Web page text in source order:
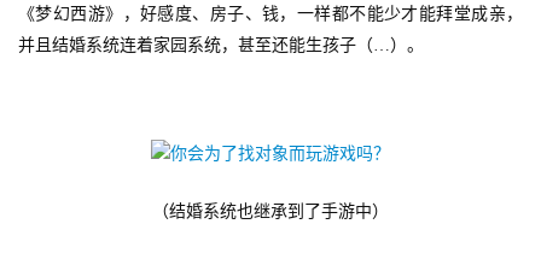
茶
原
《梦幻西游》，好感度、房子、钱，一样都不能少才能拜堂成亲，
并且结婚系统连着家园系统，甚至还能生孩子（…）。
（结婚系统也继承到了手游中）